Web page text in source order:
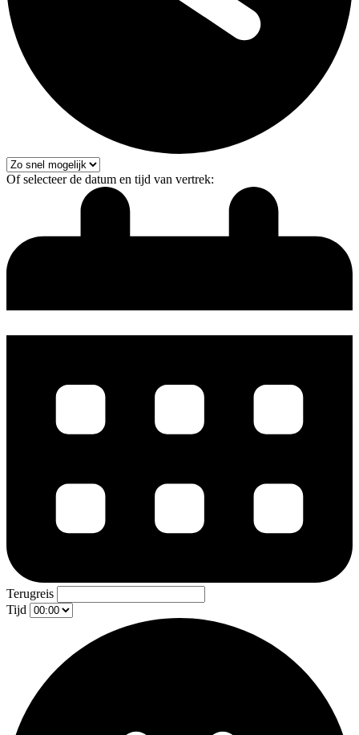
Of selecteer de datum en tijd van vertrek:
Terugreis
Tijd